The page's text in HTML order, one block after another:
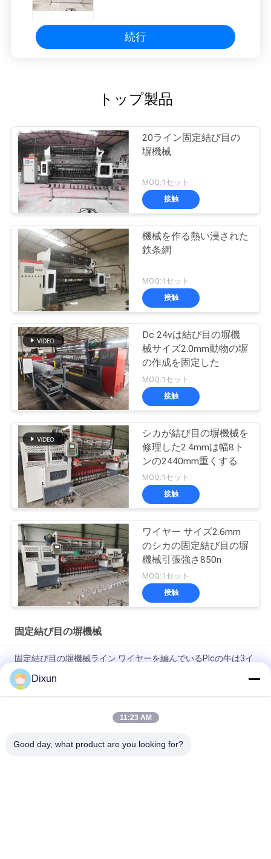
続行
トップ製品
20ライン固定結び目の
塀機械
MOQ:1セット
接触
機械を作る熱い浸された
鉄条網
MOQ:1セット
接触
Dc 24vは結び目の塀機
械サイズ2.0mm動物の塀
の作成を固定した
MOQ:1セット
接触
シカが結び目の塀機械を
修理した2.4mmは幅8ト
ンの2440mm重くする
MOQ:1セット
接触
ワイヤー サイズ2.6mm
のシカの固定結び目の塀
機械引張強さ850n
MOQ:1セット
接触
固定結び目の塀機械
固定結び目の塀機械ライン ワイヤーを編んでいるPlcの牛は3イ
ンチの間隔をあける
固定結び目の牧草地の塀機械織り方の速度1分あたり25回
網の長さ200mの固定結び目の牛は3インチ機械穴のサイズを囲
Dixun
11:23 AM
Good day, what product are you looking for?